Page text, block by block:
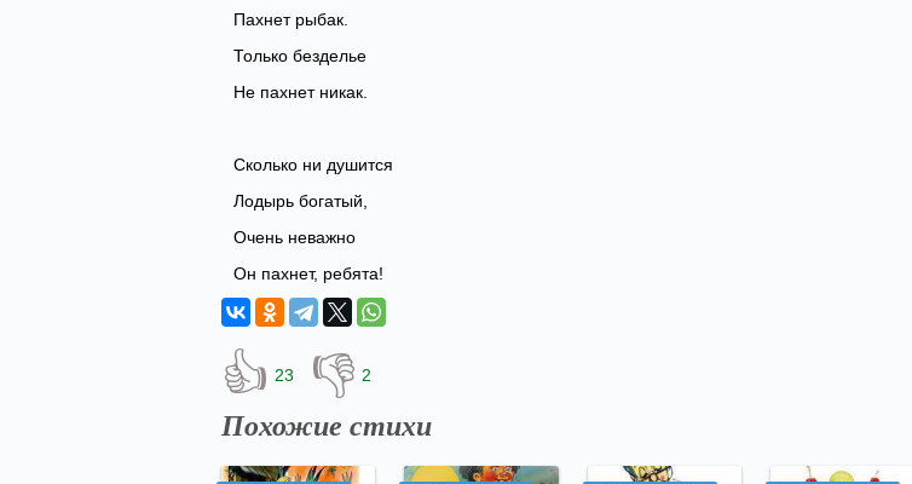
Пахнет рыбак.
Только безделье
Не пахнет никак.
Сколько ни душится
Лодырь богатый,
Очень неважно
Он пахнет, ребята!
👍 23 👎 2
Похожие стихи